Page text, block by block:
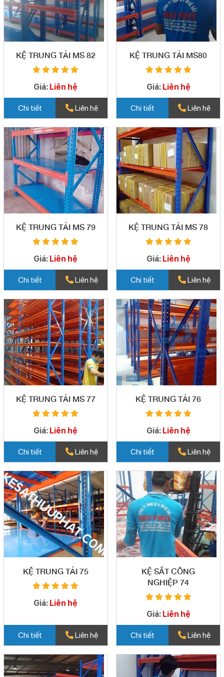
KỆ TRUNG TẢI MS 82
Giá: Liên hệ
Chi tiết Liên hệ
KỆ TRUNG TẢI MS80
Giá: Liên hệ
Chi tiết Liên hệ
KỆ TRUNG TẢI MS 79
Giá: Liên hệ
Chi tiết Liên hệ
KỆ TRUNG TẢI MS 78
Giá: Liên hệ
Chi tiết Liên hệ
KỆ TRUNG TẢI MS 77
Giá: Liên hệ
Chi tiết Liên hệ
KỆ TRUNG TẢI 76
Giá: Liên hệ
Chi tiết Liên hệ
KỆ TRUNG TẢI 75
Giá: Liên hệ
Chi tiết Liên hệ
KỆ SẮT CÔNG
NGHIỆP 74
Giá: Liên hệ
Chi tiết Liên hệ